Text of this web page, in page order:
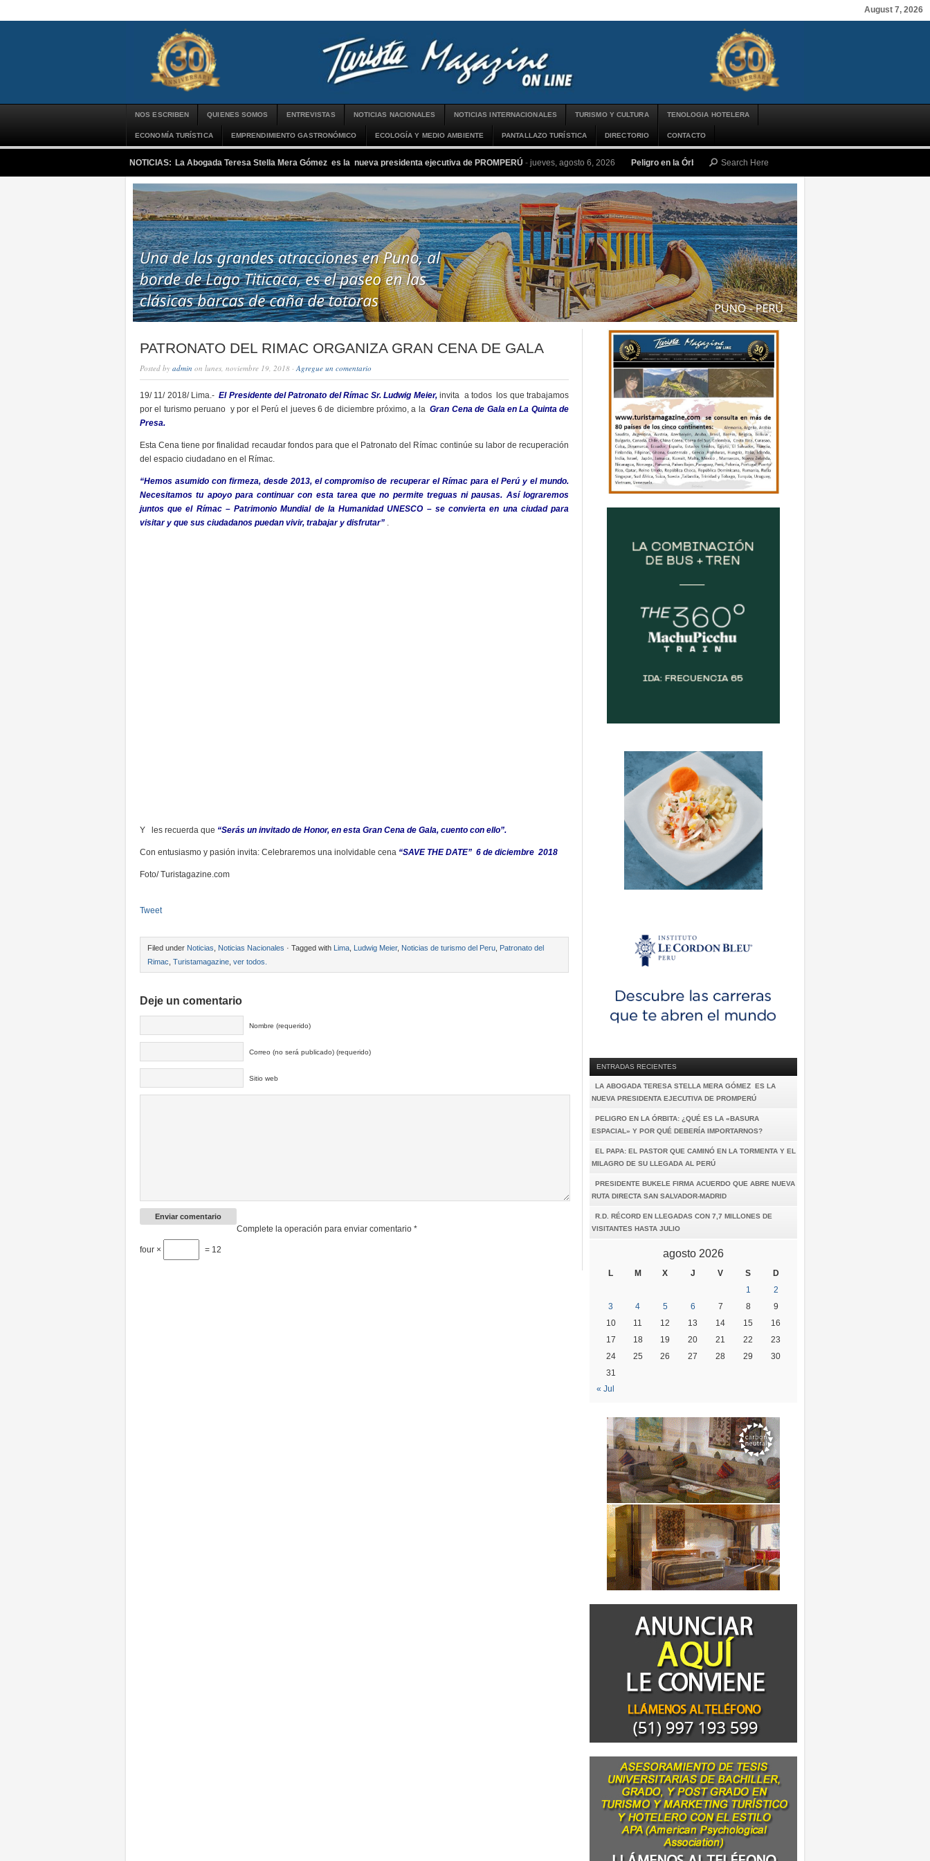
August 7, 2026
NOS ESCRIBEN QUIENES SOMOS ENTREVISTAS NOTICIAS NACIONALES NOTICIAS INTERNACIONALES TURISMO Y CULTURA TENOLOGIA HOTELERA
ECONOMÍA TURÍSTICA EMPRENDIMIENTO GASTRONÓMICO ECOLOGÍA Y MEDIO AMBIENTE PANTALLAZO TURÍSTICA DIRECTORIO CONTACTO
NOTICIAS: La Abogada Teresa Stella Mera Gómez es la nueva presidenta ejecutiva de PROMPERÚ - jueves, agosto 6, 2026 Peligro en la Órbita: ¿Qué es la «Basura Espacial» y por qué debería
PATRONATO DEL RIMAC ORGANIZA GRAN CENA DE GALA
Posted by admin on lunes, noviembre 19, 2018 ·Agregue un comentario
19/ 11/ 2018/ Lima.-El Presidente del Patronato del Rímac Sr. Ludwig Meier,invita a todos los que trabajamos
por el turismo peruano y por el Perú el jueves 6 de diciembre próximo, a laGran Cena de Gala en La Quinta de
Presa.
Esta Cena tiene por finalidad recaudar fondos para que el Patronato del Rímac continúe su labor de recuperación
del espacio ciudadano en el Rímac.
“Hemos asumido con firmeza, desde 2013, el compromiso de recuperar el Rímac para el Perú y el mundo.
Necesitamos tu apoyo para continuar con esta tarea que no permite treguas ni pausas. Así lograremos
juntos que el Rímac – Patrimonio Mundial de la Humanidad UNESCO – se convierta en una ciudad para
visitar y que sus ciudadanos puedan vivir, trabajar y disfrutar” .
Y les recuerda que “Serás un invitado de Honor, en esta Gran Cena de Gala, cuento con ello”.
Con entusiasmo y pasión invita: Celebraremos una inolvidable cena “SAVE THE DATE” 6 de diciembre 2018
Foto/ Turistagazine.com
Tweet
Filed under Noticias Noticias Nacionales · Tagged with Lima Ludwig Meier, Noticias de turismo del Peru Patronato del
Rimac Turistamagazine ver todos.
Deje un comentario
Nombre (requerido)
Correo (no será publicado) (requerido)
Sitio web
Complete la operación para enviar comentario *
four × = 12
ENTRADAS RECIENTES
LA ABOGADA TERESA STELLA MERA GÓMEZ ES LA
NUEVA PRESIDENTA EJECUTIVA DE PROMPERÚ
PELIGRO EN LA ÓRBITA: ¿QUÉ ES LA «BASURA
ESPACIAL» Y POR QUÉ DEBERÍA IMPORTARNOS?
EL PAPA: EL PASTOR QUE CAMINÓ EN LA TORMENTA Y EL
MILAGRO DE SU LLEGADA AL PERÚ
PRESIDENTE BUKELE FIRMA ACUERDO QUE ABRE NUEVA
RUTA DIRECTA SAN SALVADOR-MADRID
R.D. RÉCORD EN LLEGADAS CON 7,7 MILLONES DE
VISITANTES HASTA JULIO
agosto 2026
L M X J V S
D
1
2
3
4 5 6 7 8
9
10
11 12 13 14 15
16
17
18 19 20 21 22
23
24
25 26 27 28 29
30
31
« Jul